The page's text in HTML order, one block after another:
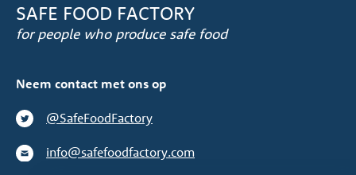
SAFE FOOD FACTORY
for people who produce safe food
Neem contact met ons op
@SafeFoodFactory
info@safefoodfactory.com